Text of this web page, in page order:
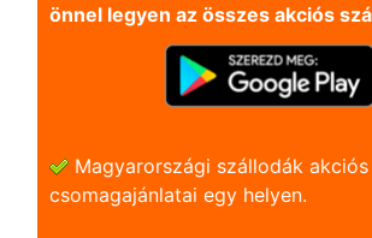
önnel legyen az összes akciós
Magyarországi szállodák akciós
csomagajánlatai egy helyen.